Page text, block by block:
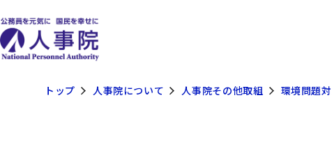
トップ 人事院について 人事院その他取組 環境問題